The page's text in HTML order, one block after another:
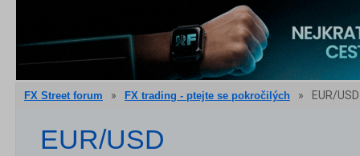
FX Street forum » FX trading - ptejte se pokročilých » EUR/USD
EUR/USD